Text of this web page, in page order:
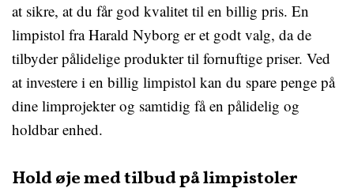
at sikre, at du får god kvalitet til en billig pris. En
limpistol fra Harald Nyborg er et godt valg, da de
tilbyder pålidelige produkter til fornuftige priser. Ved
at investere i en billig limpistol kan du spare penge på
dine limprojekter og samtidig få en pålidelig og
holdbar enhed.
Hold øje med tilbud på limpistoler